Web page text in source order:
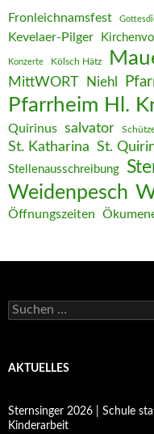
Fronleichnamsfest
Kevelaer-Pilger
Konzerte Kölsch Hätz
MittWORT Niehl
Pfarrheim Hl.
Quirinus salvator
St. Katharina St.
Stellenausschreibung
Weidenpesch
Öffnungszeiten
Suchen
nach:
AKTUELLES
Sternsinger 2026 | Schule
Kinderarbeit